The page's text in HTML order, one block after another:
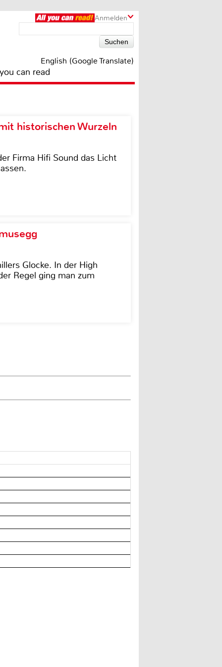
Anmelden
English (Google Translate)
can read
historischen Wurzeln
Firma Hifi Sound das Licht
Glocke. In der High
Regel ging man zum